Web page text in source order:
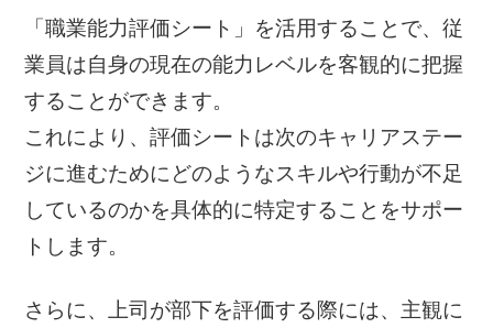
「職業能力評価シート」を活用することで、従
業員は自身の現在の能力レベルを客観的に把握
することができます。
これにより、評価シートは次のキャリアステー
ジに進むためにどのようなスキルや行動が不足
しているのかを具体的に特定することをサポー
トします。
さらに、上司が部下を評価する際には、主観に